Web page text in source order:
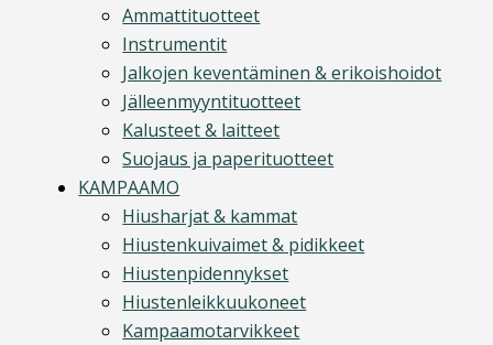
Ammattituotteet
Instrumentit
Jalkojen keventäminen & erikoishoidot
Jälleenmyyntituotteet
Kalusteet & laitteet
Suojaus ja paperituotteet
KAMPAAMO
Hiusharjat & kammat
Hiustenkuivaimet & pidikkeet
Hiustenpidennykset
Hiustenleikkuukoneet
Kampaamotarvikkeet